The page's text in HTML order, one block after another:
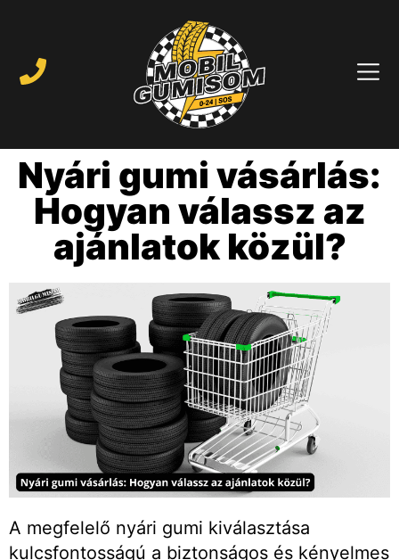
Nyári gumi vásárlás:
Hogyan válassz az
ajánlatok közül?
A megfelelő nyári gumi kiválasztása
kulcsfontosságú a biztonságos és kényelmes